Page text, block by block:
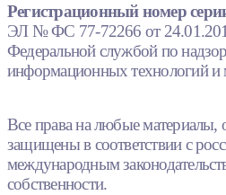
Регистрационный номер
ЭЛ № ФС 77-72266 от
Федеральной службой по
информационных технологий и
Все права на любые материалы,
защищены в соответствии с
международным
собственности.